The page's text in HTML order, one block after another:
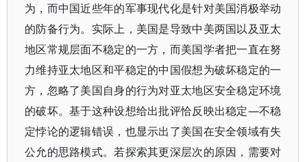
为，而中国近些年的军事现代化是针对美国消极举动
的防备行为。实际上，美国是导致中美两国以及亚太
地区常规层面不稳定的一方，而美国学者把一直在努
力维持亚太地区和平稳定的中国假想为破坏稳定的一
方，忽略了美国自身的行为对亚太地区安全稳定环境
的破坏。基于这种设想给出批评恰反映出稳定—不稳
定悖论的逻辑错误，也显示出了美国在安全领域有失
公允的思路模式。若探索其更深层次的原因，需要对